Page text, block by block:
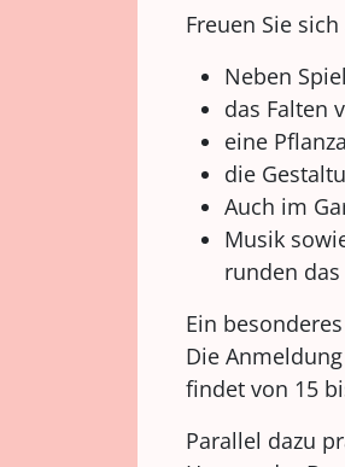
Freuen Sie
Neben
das Falten
eine
die
Auch im
Musik
runden
Ein
Die
findet von 15
Parallel dazu